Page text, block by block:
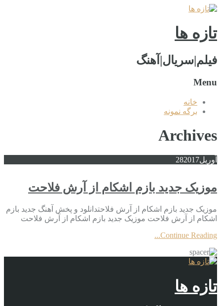
تازه ها
فیلم|سریال|آهنگ
Menu
خانه
برگه نمونه
Archives
آوریل 282017
موزیک جدید بازم اشکام از آرش فلاحت
موزیک جدید بازم اشکام از آرش فلاحتدانلود و پخش آهنگ جدید بازم
اشکام از آرش فلاحت موزیک جدید بازم اشکام از آرش فلاحت
Continue Reading...
تازه ها